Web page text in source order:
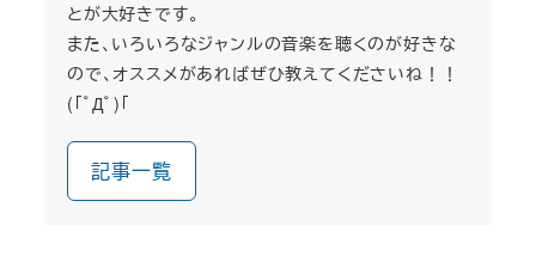
とが大好きです。
また、いろいろなジャンルの音楽を聴くのが好きな
ので、オススメがあればぜひ教えてくださいね！！
(｢ﾟДﾟ)｢
記事一覧